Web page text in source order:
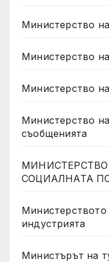
Министерство
Министерство
Министерство
Министерство
съобщенията
СОЦИАЛНАТА
индустрията
Министърът на